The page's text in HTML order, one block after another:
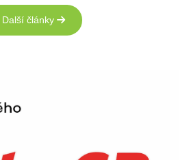
Další články